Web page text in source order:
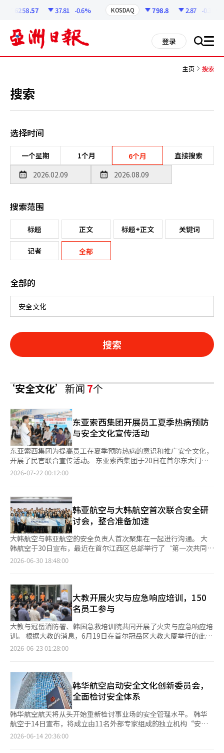
6258.57 37.81 -0.6% KOSDAQ 798.8 2.87 -0.36%
登录 搜 all
主页 搜索
搜索
选择时间
一个星期 1个月 6个月 直接搜索
搜索范围
标题 正文 标题+正文 关键词
记者 全部
全部的
搜索
‘安全文化’新闻7个
东亚索西集团开展员工夏季热病预防
与安全文化宣传活动
东亚索西集团为提高员工在夏季预防热病的意识和推广安全文化，
开展了民官联合宣传活动。 东亚索西集团于20日在首尔东大门区
总部举行了针对员工的民官联合“热病预防宣传活动”，并于21日
活动的有东亚索西控股、东亚ST、东亚制药、DAI等集团员工，同
时安全卫生公团的安全文化实践推进小组也在现场参与了热病预防
活动。 此次活动是在气候变化导致夏季高温频率和强度增加的背
景下，旨在提高员工对热病的警觉性，并通过自发实践预防措施来
营造安全的企业文化。参与活动的企业将获得政府部门名义的参与
确认书。 参与活动的员工参加了“热病预防训练”项目。该项目
包括四个阶段：△体温测量 △领取含有电解质饮料“宝矿力水
特”的宣传册及日常热病预防措施 △热病相关实操培训 △压力指
置了相关活动。所有参与者均获得了“派对后防晒凝胶”的赠品，
并通过健康OX问答和抽奖活动提供了一定的纪念品。 东亚索西集
团相关人士表示：“员工的健康和安全是企业可持续发展的基本和
核心价值。”并表示：“我们将积极应对气候变化，持续开展各种
预防活动和安全文化宣传，创造员工健康安全的工作环境。” 此
外，东亚索西集团每年在新员工培训中纳入社区贡献活动，并持续
进行定期志愿服务。※ 本报道经人工智能（AI）系统翻译与编辑。
2026-07-22 00:12:00
韩亚航空与大韩航空首次联合安全研
讨会，整合准备加速
大韩航空与韩亚航空的安全负责人首次聚集在一起进行沟通。 大
韩航空于30日宣布，最近在首尔江西区总部举行了‘第一次共同创
建安全文化研讨会’。此次活动是为年底整合大韩航空做准备，约
落实方案 △人因概念及航空安全应用案例培训 △利用实际安全违
规情景进行小组讨论 △安全文化实践宣言及共同签名仪式。 当
天，与会者围绕人因因素分析了实际现场可能发生的安全风险情
景，并多角度讨论了发生的根本原因。同时，各部门分享经验和知
识，提出了可以立即应用于现场的实质性改进方案。 大韩航空航
空安全保安室室长贝内特·艾伦·沃尔什（Bennet Allen
Walsh）表示：“每个人在各自岗位上主动识别和应对风险因素的
主人意识是维持高安全水平的关键。”他还表示：“我们将努力使
在为12月17日与韩亚航空的整合航空公司成立，进行运营、服
务、安全等各个部门的组织和程序的对接工作。※ 本报道经人工
智能（AI）系统翻译与编辑。
2026-06-30 18:48:00
大教开展火灾与应急响应培训，150
名员工参与
大教与冠岳消防署、韩国急救培训院共同开展了火灾与应急响应培
训。 根据大教的消息，6月19日在首尔冠岳区大教大厦举行的此次
培训，共有约150名大教及其子公司的员工参与。此次培训旨在提
查各层的疏散路线和紧急撤离程序，并进行了假设火灾情况下的疏
散训练和灭火器使用实操。 随后，在韩国急救培训院讲师的指导
下，进行了心肺复苏（CPR）、自动体外除颤器（AED）使用方
法、海姆立克法等急救培训。参与者通过实操学习了在紧急情况下
所需的应对方法。培训完成后，参与者将获得急救培训结业证书。
大教表示，将以此次培训为契机，持续增强员工的安全意识和应对
能力，并通过定期的安全培训和演练，扩大安全为中心的组织文
化。 大教每年定期对员工进行消防与火灾培训等法定安全培训。
2026-06-23 01:28:00
韩华航空启动安全文化创新委员会，
全面检讨安全体系
韩华航空航天将从头开始重新检讨事业场的安全管理水平。 韩华
航空于14日宣布，将成立由11名外部专家组成的独立机构“安全
文化创新委员会”。此前，因6月1日在大田事业场发生的爆炸事
2026-06-14 20:36:00